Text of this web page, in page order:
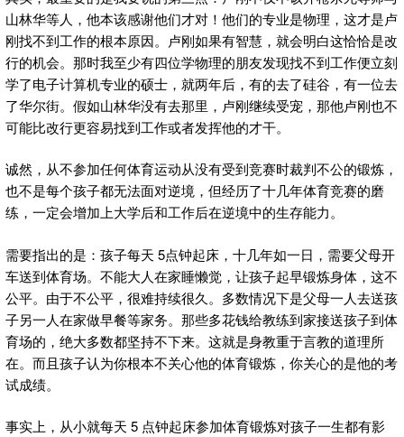
山林华等人，他本该感谢他们才对！他们的专业是物理，这才是卢
刚找不到工作的根本原因。卢刚如果有智慧，就会明白这恰恰是改
行的机会。那时我至少有四位学物理的朋友发现找不到工作便立刻
学了电子计算机专业的硕士，就两年后，有的去了硅谷，有一位去
了华尔街。假如山林华没有去那里，卢刚继续受宠，那他卢刚也不
可能比改行更容易找到工作或者发挥他的才干。
诚然，从不参加任何体育运动从没有受到竞赛时裁判不公的锻炼，
也不是每个孩子都无法面对逆境，但经历了十几年体育竞赛的磨
练，一定会增加上大学后和工作后在逆境中的生存能力。
需要指出的是：孩子每天 5点钟起床，十几年如一日，需要父母开
车送到体育场。不能大人在家睡懒觉，让孩子起早锻炼身体，这不
公平。由于不公平，很难持续很久。多数情况下是父母一人去送孩
子另一人在家做早餐等家务。那些多花钱给教练到家接送孩子到体
育场的，绝大多数都坚持不下来。这就是身教重于言教的道理所
在。而且孩子认为你根本不关心他的体育锻炼，你关心的是他的考
试成绩。
事实上，从小就每天 5 点钟起床参加体育锻炼对孩子一生都有影